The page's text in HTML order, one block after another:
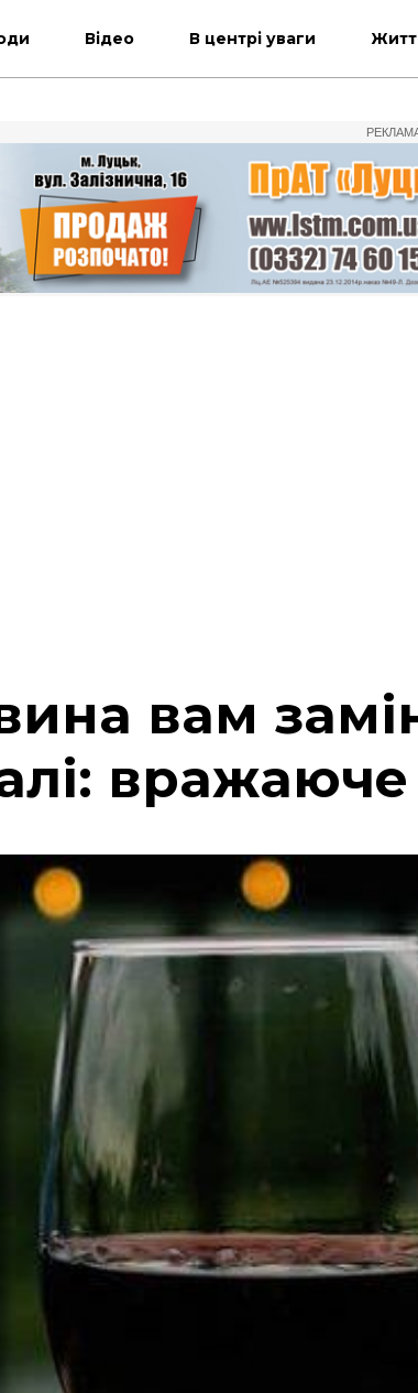
Відео В центрі уваги
вам
вражаюче